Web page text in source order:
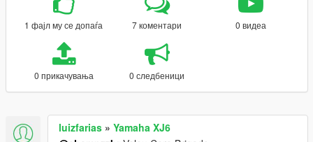
1 фајл му се допаѓа 7 коментари 0 видеа
0 прикачувања 0 следбеници
luizfarias » Yamaha XJ6